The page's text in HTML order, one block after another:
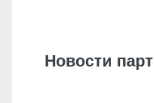
Новости